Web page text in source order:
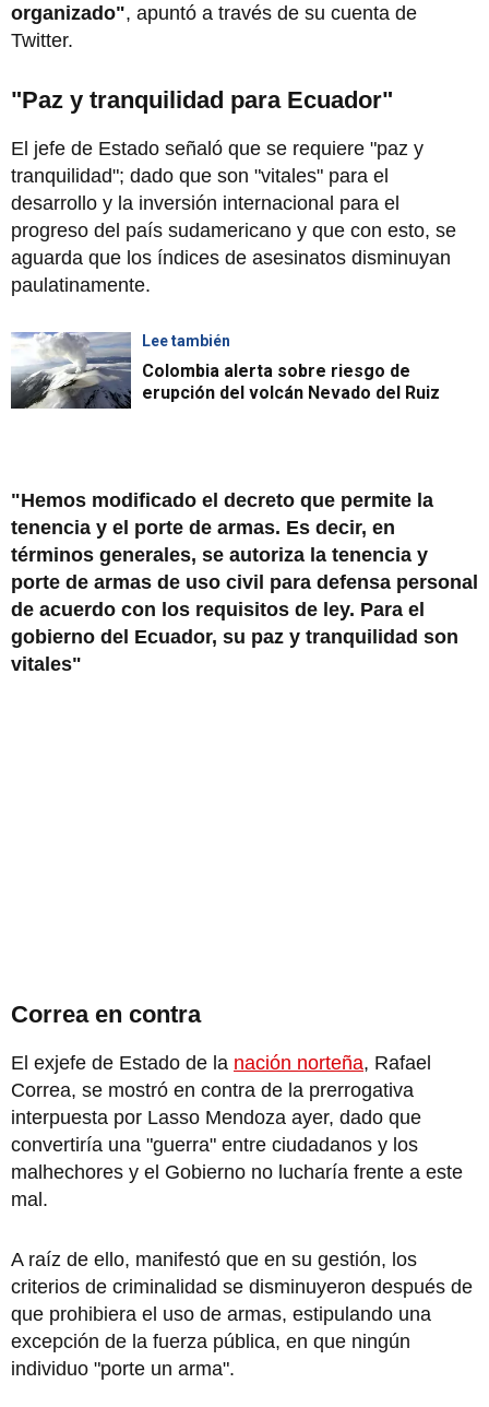
organizado", apuntó a través de su cuenta de
Twitter.
"Paz y tranquilidad para Ecuador"
El jefe de Estado señaló que se requiere "paz y
tranquilidad"; dado que son "vitales" para el
desarrollo y la inversión internacional para el
progreso del país sudamericano y que con esto, se
aguarda que los índices de asesinatos disminuyan
paulatinamente.
Lee también
Colombia alerta sobre riesgo de
erupción del volcán Nevado del Ruiz
"Hemos modificado el decreto que permite la
tenencia y el porte de armas. Es decir, en
términos generales, se autoriza la tenencia y
porte de armas de uso civil para defensa personal
de acuerdo con los requisitos de ley. Para el
gobierno del Ecuador, su paz y tranquilidad son
vitales"
Correa en contra
El exjefe de Estado de la nación norteña, Rafael
Correa, se mostró en contra de la prerrogativa
interpuesta por Lasso Mendoza ayer, dado que
convertiría una "guerra" entre ciudadanos y los
malhechores y el Gobierno no lucharía frente a este
mal.
A raíz de ello, manifestó que en su gestión, los
criterios de criminalidad se disminuyeron después de
que prohibiera el uso de armas, estipulando una
excepción de la fuerza pública, en que ningún
individuo "porte un arma".